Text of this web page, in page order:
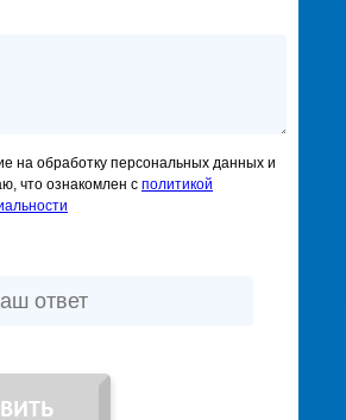
на обработку персональных данных и
что ознакомлен с политикой